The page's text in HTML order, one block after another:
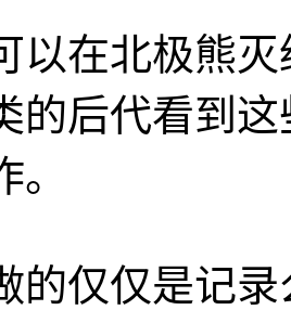
以在北极熊
的后代看到
的仅仅是记录